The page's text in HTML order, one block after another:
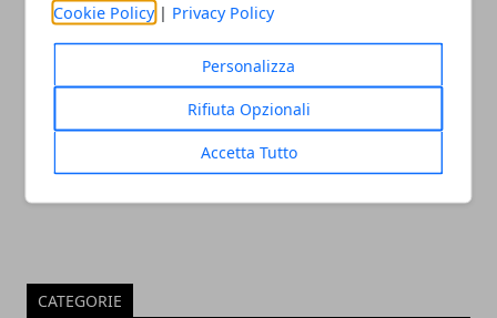
Cookie Policy | Privacy Policy
Personalizza
Rifiuta Opzionali
Accetta Tutto
Come tenere lontane le zanzare: il ruolo
della dieta e le ragioni per cui pungono
proprio te
CATEGORIE